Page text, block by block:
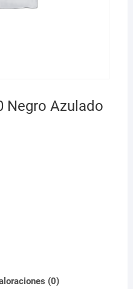
Negro Azulado
(0)